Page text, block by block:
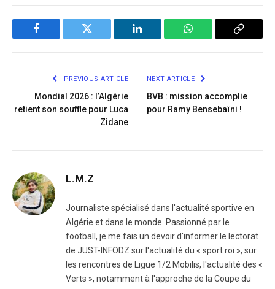
Facebook Twitter LinkedIn WhatsApp Copy
PREVIOUS ARTICLE
Mondial 2026 : l’Algérie
retient son souffle pour Luca
Zidane
NEXT ARTICLE
BVB : mission accomplie
pour Ramy Bensebaïni !
L.M.Z
Journaliste spécialisé dans l'actualité sportive en
Algérie et dans le monde. Passionné par le
football, je me fais un devoir d'informer le lectorat
de JUST-INFODZ sur l'actualité du « sport roi », sur
les rencontres de Ligue 1/2 Mobilis, l'actualité des «
Verts », notamment à l'approche de la Coupe du